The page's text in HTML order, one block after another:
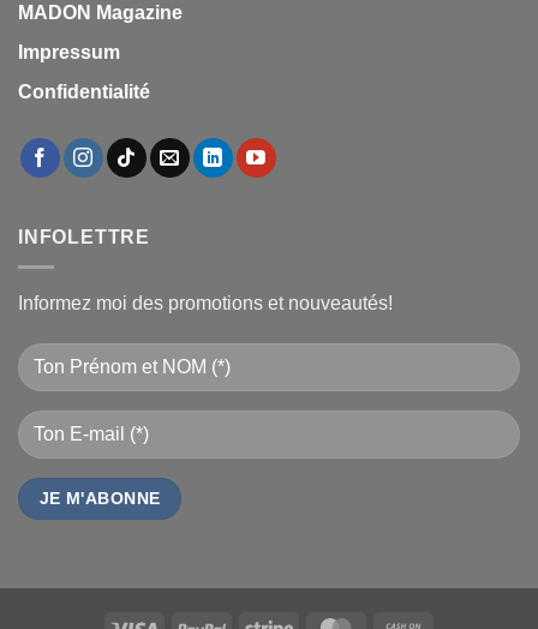
MADON Magazine
Impressum
Confidentialité
INFOLETTRE
Informez moi des promotions et nouveautés!